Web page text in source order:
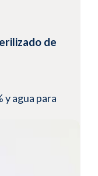
de
y agua para
con una